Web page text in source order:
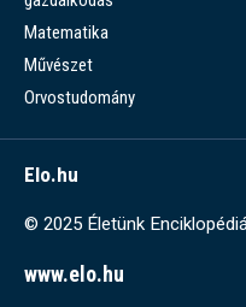
Matematika
Művészet
Orvostudomány
Elo.hu
© 2025 Életünk
www.elo.hu